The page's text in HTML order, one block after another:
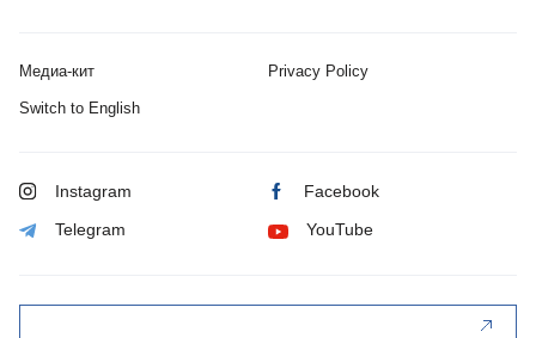
Медиа-кит Privacy Policy
Switch to English
Instagram Facebook
Telegram YouTube